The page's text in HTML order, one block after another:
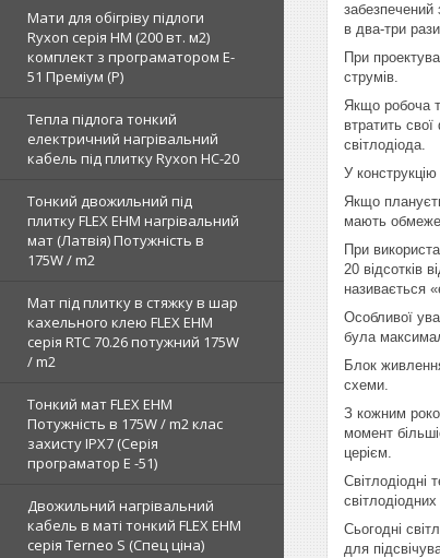
Мати для обігріву підлоги
Ryxon серія НМ (200 вт. м2)
комплект з програматором E-
51 Преміум (Р)
Тепла підлога тонкий
електричний нагрівальний
кабель під плитку Ryxon HC-20
Тонкий двожильний під
плитку FLEX EHM нагрівальний
мат (Латвія) Потужність в
175W / m2
Мат під плитку в стяжку в шар
кахельного клею FLEX EHM
серія RTC 70.26 потужний 175W
/ m2
Тонкий мат FLEX EHM
Потужність в 175W / m2 клас
захисту IPX7 (Серія
програматор Е -51)
Двожильний нагрівальний
кабель в маті тонкий FLEX EHM
серія Terneo S (Спец ціна)
в два-три
При
струмів.
Якщо робоча
втратить
світлодіода.
У
Якщо
мають
При
20 відсотків
називається
Особливої
була
Блок
схеми.
З кожним
момент
церієм.
Світлодіодні
Сьогодні
для